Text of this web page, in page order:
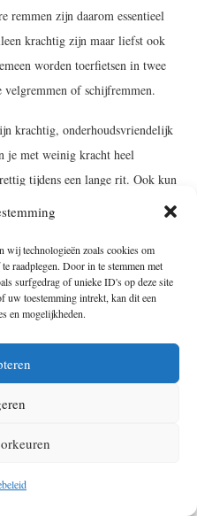
wij technologieën zoals cookies om
raadplegen. Door in te stemmen met
surfgedrag of unieke ID's op deze site
uw toestemming intrekt, kan dit een
en mogelijkheden.
remmen zijn daarom essentieel
krachtig zijn maar liefst ook
worden toerfietsen in twee
of schijfremmen.
krachtig, onderhoudsvriendelijk
je met weinig kracht heel
tijdens een lange rit. Ook kun
zelf vervangen. Het enige nadeel
wegen.
de velg en dat maakt ze
is ook de reden dat ze
Zorg dus dat je voorzichtig
tocht over water of met het
er wel op dat je je schijfremmen